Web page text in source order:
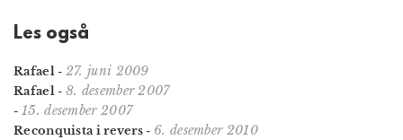
Les også
Rafael- 27. juni 2009
Rafael- 8. desember 2007
- 15. desember 2007
Reconquista i revers - 6. desember 2010